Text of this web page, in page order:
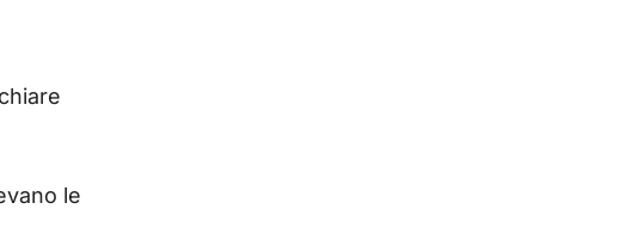
le